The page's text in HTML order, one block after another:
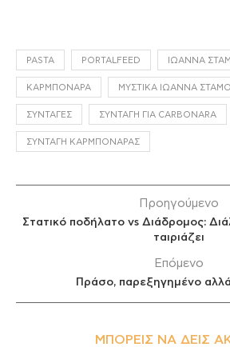
PASTA PORTALFEED ΙΩΆΝΝΑ
ΚΑΡΜΠΟΝΆΡΑ ΜΥΣΤΙΚΆ ΙΩΆΝΝΑ
ΣΥΝΤΑΓΈΣ ΣΥΝΤΑΓΉ ΓΙΑ CARBONARA
ΣΥΝΤΑΓΉ ΚΑΡΜΠΟΝΆΡΑΣ
Προηγούμενο
Στατικό ποδήλατο vs Διάδρομος:
ταιριάζει
Επόμενο
Πράσο, παρεξηγημένο
ΜΠΟΡΕΊΣ ΝΑ ΔΕΙΣ